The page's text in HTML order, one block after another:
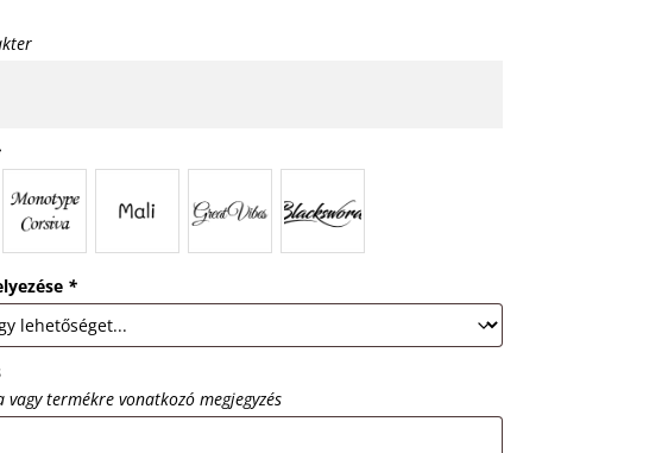
*
vagy termékre vonatkozó megjegyzés